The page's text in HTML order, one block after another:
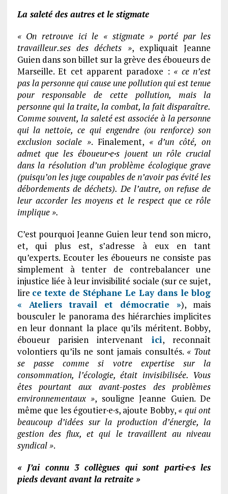
La saleté des autres et le stigmate
« On retrouve ici le « stigmate » porté par les
travailleur.ses des déchets », expliquait Jeanne
Guien dans son billet sur la grève des éboueurs de
Marseille. Et cet apparent paradoxe : « ce n’est
pas la personne qui cause une pollution qui est tenue
pour responsable de cette pollution, mais la
personne qui la traite, la combat, la fait disparaître.
Comme souvent, la saleté est associée à la personne
qui la nettoie, ce qui engendre (ou renforce) son
exclusion sociale ». Finalement, « d’un côté, on
admet que les éboueur·e·s jouent un rôle crucial
dans la résolution d’un problème écologique grave
(puisqu’on les juge coupables de n’avoir pas évité les
débordements de déchets). De l’autre, on refuse de
leur accorder les moyens et le respect que ce rôle
implique ».
C’est pourquoi Jeanne Guien leur tend son micro,
et, qui plus est, s’adresse à eux en tant
qu’experts. Ecouter les éboueurs ne consiste pas
simplement à tenter de contrebalancer une
injustice liée à leur invisibilité sociale (sur ce sujet,
lire ce texte de Stéphane Le Lay dans le blog
« Ateliers travail et démocratie »), mais
bousculer le panorama des hiérarchies implicites
en leur donnant la place qu’ils méritent. Bobby,
éboueur parisien intervenant ici, reconnaît
volontiers qu’ils ne sont jamais consultés. « Tout
se passe comme si votre expertise sur la
consommation, l’écologie, était invisibilisée. Vous
êtes pourtant aux avant-postes des problèmes
environnementaux », souligne Jeanne Guien. De
même que les égoutier·e·s, ajoute Bobby, « qui ont
beaucoup d’idées sur la production d’énergie, la
gestion des flux, et qui le travaillent au niveau
syndical ».
« J’ai connu 3 collègues qui sont parti·e·s les
pieds devant avant la retraite »